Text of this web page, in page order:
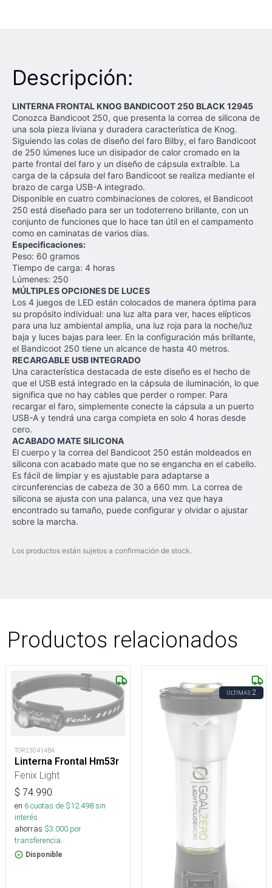
Descripción:
LINTERNA FRONTAL KNOG BANDICOOT 250 BLACK 12945
Conozca Bandicoot 250, que presenta la correa de silicona de
una sola pieza liviana y duradera característica de Knog.
Siguiendo las colas de diseño del faro Bilby, el faro Bandicoot
de 250 lúmenes luce un disipador de calor cromado en la
parte frontal del faro y un diseño de cápsula extraíble. La
carga de la cápsula del faro Bandicoot se realiza mediante el
brazo de carga USB-A integrado.
Disponible en cuatro combinaciones de colores, el Bandicoot
250 está diseñado para ser un todoterreno brillante, con un
conjunto de funciones que lo hace tan útil en el campamento
como en caminatas de varios días.
Especificaciones:
Peso: 60 gramos
Tiempo de carga: 4 horas
Lúmenes: 250
MÚLTIPLES OPCIONES DE LUCES
Los 4 juegos de LED están colocados de manera óptima para
su propósito individual: una luz alta para ver, haces elípticos
para una luz ambiental amplia, una luz roja para la noche/luz
baja y luces bajas para leer. En la configuración más brillante,
el Bandicoot 250 tiene un alcance de hasta 40 metros.
RECARGABLE USB INTEGRADO
Una característica destacada de este diseño es el hecho de
que el USB está integrado en la cápsula de iluminación, lo que
significa que no hay cables que perder o romper. Para
recargar el faro, simplemente conecte la cápsula a un puerto
USB-A y tendrá una carga completa en solo 4 horas desde
cero.
ACABADO MATE SILICONA
El cuerpo y la correa del Bandicoot 250 están moldeados en
silicona con acabado mate que no se engancha en el cabello.
Es fácil de limpiar y es ajustable para adaptarse a
circunferencias de cabeza de 30 a 660 mm. La correa de
silicona se ajusta con una palanca, una vez que haya
encontrado su tamaño, puede configurar y olvidar o ajustar
sobre la marcha.
Los productos están sujetos a confirmación de stock.
Productos relacionados
TOR230414BA
Linterna Frontal Hm53r
Fenix Light
$ 74.990
en 6cuotas de $12.498sin
interés
ahorras $3.000 por
transferencia.
Disponible
ÚLTIMAS2